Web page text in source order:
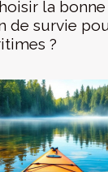
la bonne
de survie
?